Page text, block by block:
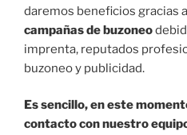
daremos beneficios gracias
campañas de buzoneo
imprenta, reputados
buzoneo y publicidad.
Es sencillo, en este
contacto con nuestro